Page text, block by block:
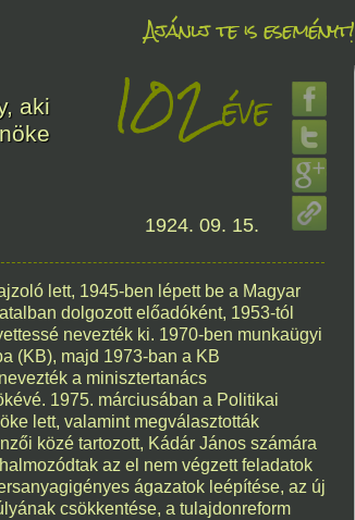
Ajánlj te is eseményt!
éve
éve
08. 08.
éve
aki
102éve
1924. 09. 15.
lett, 1945-ben lépett be a Magyar
dolgozott előadóként, 1953-tól
nevezték ki. 1970-ben munkaügyi
(KB), majd 1973-ban a KB
a minisztertanács
1975. márciusában a Politikai
lett, valamint megválasztották
közé tartozott, Kádár János számára
az el nem végzett feladatok
ágazatok leépítése, az új
csökkentése, a tulajdonreform